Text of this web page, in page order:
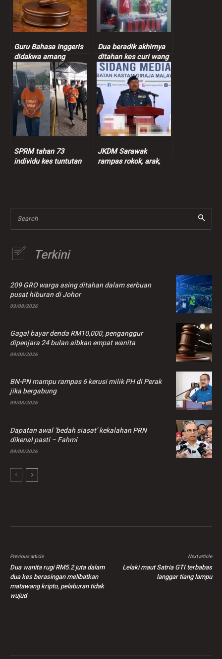
Guru Bahasa Inggeris
didakwa amang
seksual murid
perempuan 9 tahun
Dua beradik akhirnya
ditahan kes curi wang
peniaga nasi bajet
SPRM tahan 73
individu kes tuntutan
JKDM Sarawak
rampas rokok, arak,
Search
Terkini
209 GRO warga asing ditahan dalam serbuan
pusat hiburan di Johor
09/08/2026
Gagal bayar denda RM10,000, penganggur
dipenjara 24 bulan aibkan empat wanita
09/08/2026
BN-PN mampu rampas 6 kerusi milik PH di Perak
jika bergabung
09/08/2026
Dapatan awal ‘bedah siasat’ kekalahan PRN
dikenal pasti – Fahmi
09/08/2026
Previous article
Dua wanita rugi RM5.2 juta dalam
dua kes berasingan melibatkan
matawang kripto, pelaburan tidak
wujud
Next article
Lelaki maut Satria GTI terbabas
langgar tiang lampu